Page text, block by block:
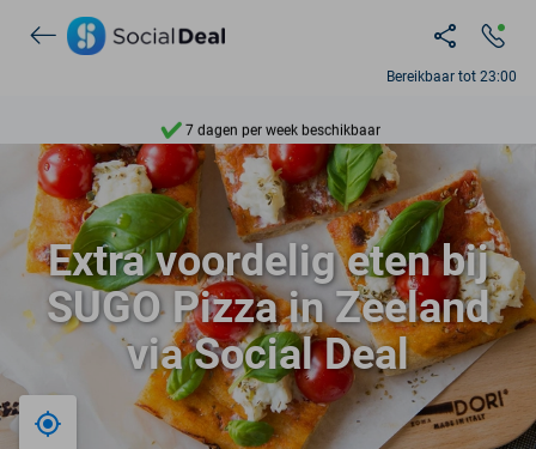
Bereikbaar tot 23:00
7 dagen per week beschikbaar
10+ miljoen leden
9,4
Ontdek 15.000+ deals
Extra voordelig eten bij
SUGO Pizza in Zeeland
via Social Deal
Bij mij in de buurt